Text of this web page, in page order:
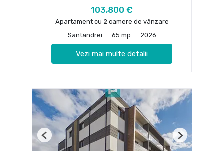
103,800 €
Apartament cu 2 camere de vânzare
Santandrei
65 mp 2026
Vezi mai multe detalii
Previous Next